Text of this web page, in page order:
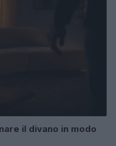
il divano in modo